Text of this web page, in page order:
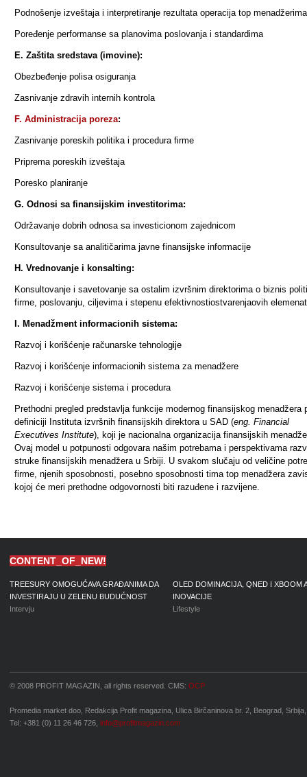
Podnošenje izveštaja i interpretiranje rezultata operacija top menadžerima
Poređenje performanse sa planovima poslovanja i standardima
E. Zaštita sredstava (imovine):
Obezbeđenje polisa osiguranja
Zasnivanje zdravih internih kontrola
F. Administracija poreza:
Zasnivanje poreskih politika i procedura firme
Priprema poreskih izveštaja
Poresko planiranje
G. Odnosi sa finansijskim investitorima:
Održavanje dobrih odnosa sa investicionom zajednicom
Konsultovanje sa analitičarima javne finansijske informacije
H. Vrednovanje i konsalting:
Konsultovanje i savetovanje sa ostalim izvršnim direktorima o biznis
firme, poslovanju, ciljevima i stepenu efektivnostiostvarenjaovih
I. Menadžment informacionih sistema:
Razvoj i korišćenje računarske tehnologije
Razvoj i korišćenje informacionih sistema za menadžere
Razvoj i korišćenje sistema i procedura
Prethodni pregled predstavlja funkcije modernog finansijskog menadžera
definiciji Insti­tuta izvršnih fi­nansij­skih di­rektora u SAD (eng. Financial
Executives Institute), koji je nacio­nalna organizacija finan­sijskih
Ovaj model u potpunosti odgovara našim potre­bama i perspektivama
struke finansijskih me­nadžera u Srbiji. U svakom slu­čaju od veličine
firme, njenih spo­sobnosti, posebno sposobnosti tima top menadžera
kojoj će meri prethodne odgovornosti biti razuđene i razvijene.
CONTENT_OF_NEW!
TREESURY OMOGUĆAVA GRAĐANIMA DA
INVESTIRAJU U ZELENU BUDUĆNOST
Intervju
OLED DOMINACIJA, QNED I XBOOM
INOVACIJE
Lifestyle
© 2008 PROFIT MAGAZIN, all rights reserved. CMS: OCP
Promedia market doo, Redakcija Profit magazina, Ulica Birčaninova br. 2, Beograd, Srbija,
Tel: +381 (0) 11 26 46 726, info@profitmagazin.com